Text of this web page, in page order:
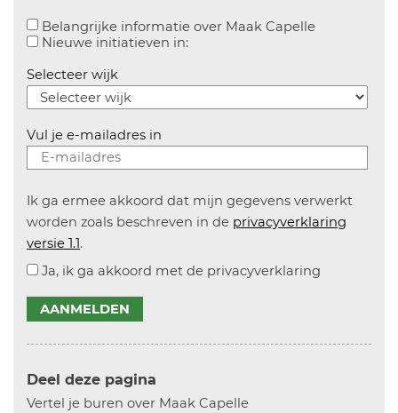
Belangrijke informatie over Maak CapelleAanvinken
Nieuwe initiatieven in:Aanvinken om informatie over
Selecteer wijk
Vul je e-mailadres in
Ik ga ermee akkoord dat mijn gegevens verwerkt
worden zoals beschreven in de privacyverklaring
versie 1.1.
Ja, ik ga akkoord met de privacyverklaring
AANMELDEN
Deel deze pagina
Vertel je buren over Maak Capelle